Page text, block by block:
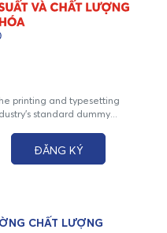
printing and typesetting
standard dummy...
CHẤT LƯỢNG